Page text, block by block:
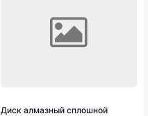
Диск алмазный сплошной